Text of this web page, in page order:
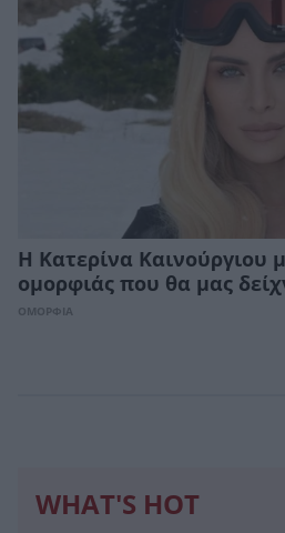
Η Κατερίνα Καινούργιου
ομορφιάς που θα μας
ΟΜΟΡΦΙΑ
WHAT'S HOT